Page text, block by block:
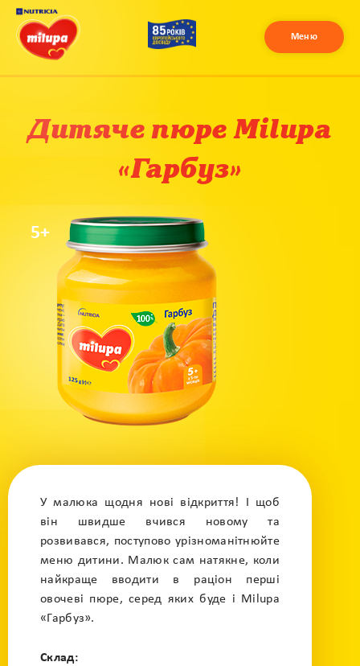
Меню
Дитяче пюре Milupa
«Гарбуз»
5+
У малюка щодня нові відкриття! І щоб
він швидше вчився новому та
розвивався, поступово урізноманітнюйте
меню дитини. Малюк сам натякне, коли
найкраще вводити в раціон перші
овочеві пюре, серед яких буде і Milupa
«Гарбуз».
Склад: